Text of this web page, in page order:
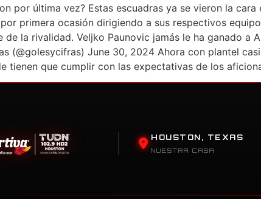
por última vez? Estas escuadras ya se vieron la
primera ocasión dirigiendo a sus respectivos
de la rivalidad. Veljko Paunovic jamás le ha ganado
(@golesycifras) June 30, 2024 Ahora con plantel
tienen que cumplir con las expectativas de los
HOUSTON, TEXAS
NUESTRA CASA